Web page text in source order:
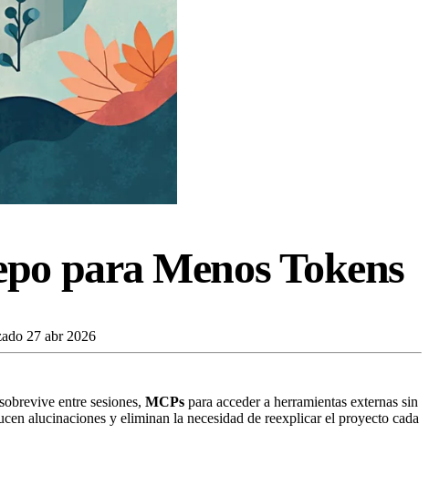
para Menos Tokens
27 abr 2026
entre sesiones, MCPs para acceder a herramientas externas sin
alucinaciones y eliminan la necesidad de reexplicar el proyecto cada